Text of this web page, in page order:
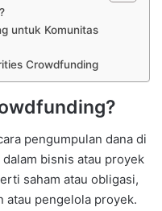
untuk Komunitas
Crowdfunding
pengumpulan dana di
bisnis atau proyek
saham atau obligasi,
atau pengelola proyek.